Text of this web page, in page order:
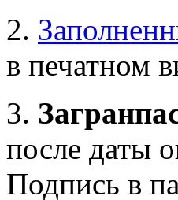
2.
в печатном
3.
после даты
Подпись в